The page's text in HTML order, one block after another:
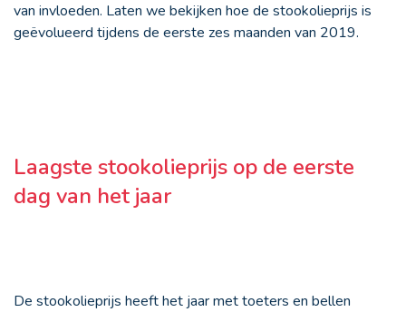
van invloeden. Laten we bekijken hoe de stookolieprijs is
geëvolueerd tijdens de eerste zes maanden van 2019.
Laagste stookolieprijs op de eerste
dag van het jaar
De stookolieprijs heeft het jaar met toeters en bellen